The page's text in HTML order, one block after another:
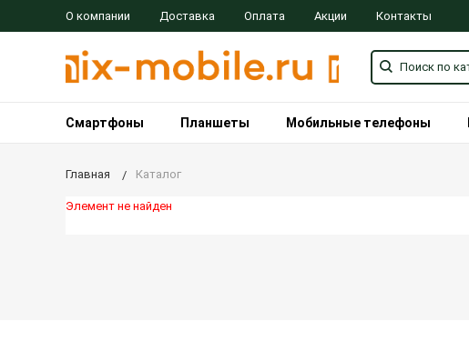
О компании Доставка Оплата Акции Контакты
Смартфоны Планшеты Мобильные телефоны
Главная Каталог
Элемент не найден